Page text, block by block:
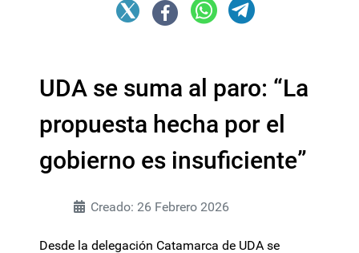
UDA se suma al paro: “La
propuesta hecha por el
gobierno es insuficiente”
Creado: 26 Febrero 2026
Desde la delegación Catamarca de UDA se